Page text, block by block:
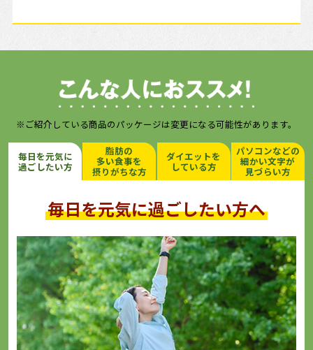
※ご紹介している商品のパッケージは変更になる可能性があります。
毎日を元気に
過ごしたい方
脂肪の
多い食事を
摂りがちな方
ダイエットを
している方
パソコンなどの
細かい文字が
見づらい方
毎日を元気に過ごしたい方へ